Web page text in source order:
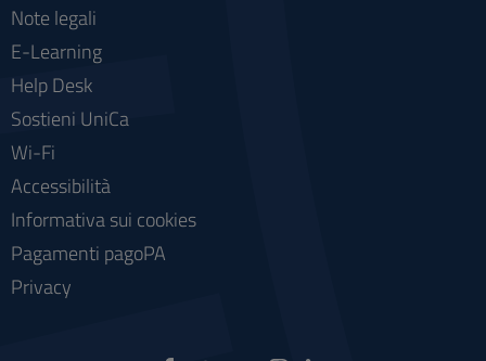
Note legali
E-Learning
Help Desk
Sostieni UniCa
Wi-Fi
Accessibilità
Informativa sui cookies
Pagamenti pagoPA
Privacy